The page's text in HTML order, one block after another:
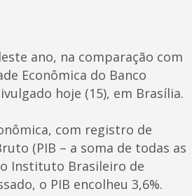
ano, na comparação com
Econômica do Banco
hoje (15), em Brasília.
com registro de
(PIB – a soma de todas as
Instituto Brasileiro de
o PIB encolheu 3,6%.